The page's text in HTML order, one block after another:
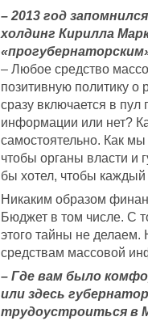
– 2013 год
холдинг Кирилла
– Любое средство
позитивную политику о
сразу включается в пул
информации или нет?
самостоятельно. Как
чтобы органы власти и
бы хотел, чтобы
Никаким образом
Бюджет в том числе. С
этого тайны не
средствам массовой
– Где вам было
или здесь
трудоустроиться в